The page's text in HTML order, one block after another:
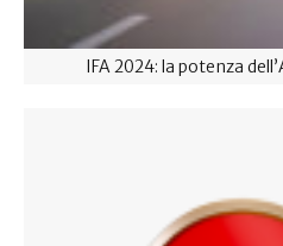
IFA 2024: la potenza